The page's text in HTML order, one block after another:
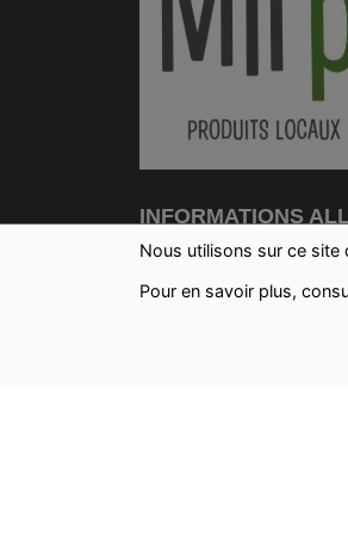
Nous utilisons sur ce
Pour en savoir plus,
INFORMATIONS
Tous nos produits sont
contenir des